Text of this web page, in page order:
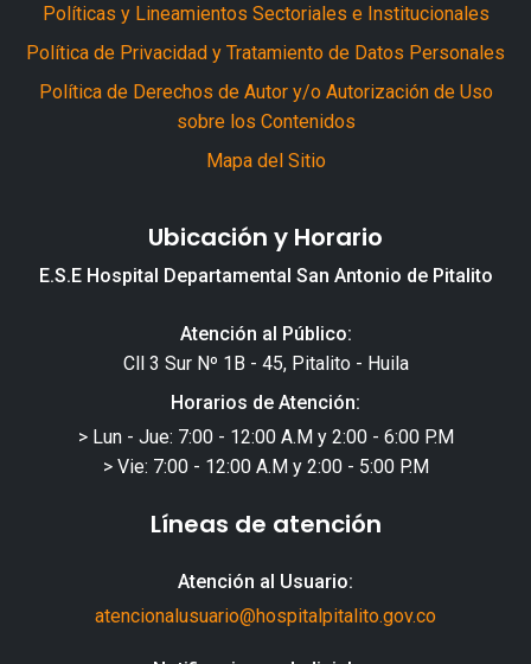
Políticas y Lineamientos Sectoriales e Institucionales
Política de Privacidad y Tratamiento de Datos Personales
Política de Derechos de Autor y/o Autorización de Uso
sobre los Contenidos
Mapa del Sitio
Ubicación y Horario
E.S.E Hospital Departamental San Antonio de Pitalito
Atención al Público:
Cll 3 Sur Nº 1B - 45, Pitalito - Huila
Horarios de Atención:
> Lun - Jue: 7:00 - 12:00 A.M y 2:00 - 6:00 P.M
> Vie: 7:00 - 12:00 A.M y 2:00 - 5:00 P.M
Líneas de atención
Atención al Usuario:
atencionalusuario@hospitalpitalito.gov.co